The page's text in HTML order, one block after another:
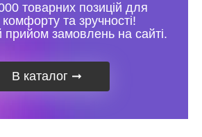
товарних позицій для
та зручності!
прийом замовлень на сайті.
В каталог ➞